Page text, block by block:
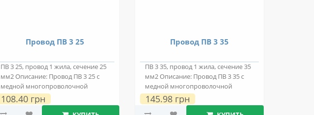
Провод ПВ 3 25
ПВ 3 25, провод 1 жила, сечение 25
мм2 Описание: Провод ПВ 3 25 с
медной многопроволочной
токопровод..
108.40 грн
Провод ПВ 3 35
ПВ 3 35, провод 1 жила, сечение 35
мм2 Описание: Провод ПВ 3 35 с
медной многопроволочной
токопровод..
145.98 грн